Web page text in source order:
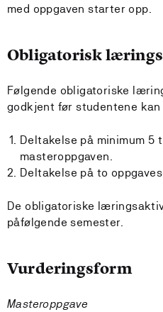
med oppgaven starter opp.
Obligatorisk
Følgende obligatoriske
godkjent før studentene
Deltakelse på minimum 5
masteroppgaven.
Deltakelse på to
De obligatoriske
påfølgende semester.
Vurderingsform
Masteroppgave